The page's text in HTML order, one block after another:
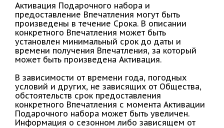
Активация Подарочного набора и
предоставление Впечатления могут быть
произведены в течение Срока. В описании
конкретного Впечатления может быть
установлен минимальный срок до даты и
времени получения Впечатления, за который
может быть произведена Активация.
В зависимости от времени года, погодных
условий и других, не зависящих от Общества,
обстоятельств срок предоставления
конкретного Впечатления с момента Активации
Подарочного набора может быть увеличен.
Информация о сезонном либо зависящем от